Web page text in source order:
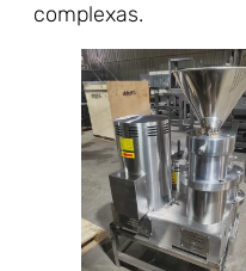
complexas.